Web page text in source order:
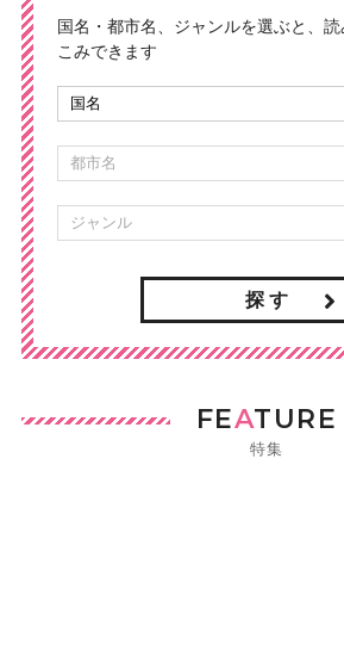
国名・都市名、ジャンルを選ぶと、
こみできます
探 す
FEATURE
特集